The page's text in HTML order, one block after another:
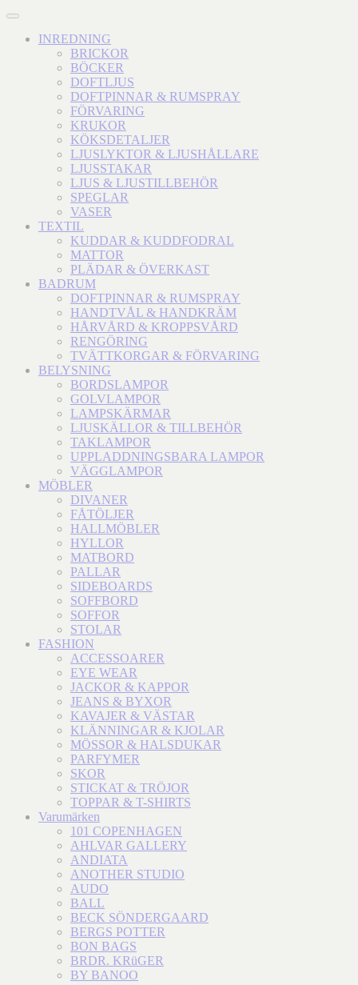
INREDNING
BRICKOR
BÖCKER
DOFTLJUS
DOFTPINNAR & RUMSPRAY
FÖRVARING
KRUKOR
KÖKSDETALJER
LJUSLYKTOR & LJUSHÅLLARE
LJUSSTAKAR
LJUS & LJUSTILLBEHÖR
SPEGLAR
VASER
TEXTIL
KUDDAR & KUDDFODRAL
MATTOR
PLÄDAR & ÖVERKAST
BADRUM
DOFTPINNAR & RUMSPRAY
HANDTVÅL & HANDKRÄM
HÅRVÅRD & KROPPSVÅRD
RENGÖRING
TVÄTTKORGAR & FÖRVARING
BELYSNING
BORDSLAMPOR
GOLVLAMPOR
LAMPSKÄRMAR
LJUSKÄLLOR & TILLBEHÖR
TAKLAMPOR
UPPLADDNINGSBARA LAMPOR
VÄGGLAMPOR
MÖBLER
DIVANER
FÅTÖLJER
HALLMÖBLER
HYLLOR
MATBORD
PALLAR
SIDEBOARDS
SOFFBORD
SOFFOR
STOLAR
FASHION
ACCESSOARER
EYE WEAR
JACKOR & KAPPOR
JEANS & BYXOR
KAVAJER & VÄSTAR
KLÄNNINGAR & KJOLAR
MÖSSOR & HALSDUKAR
PARFYMER
SKOR
STICKAT & TRÖJOR
TOPPAR & T-SHIRTS
Varumärken
101 COPENHAGEN
AHLVAR GALLERY
ANDIATA
ANOTHER STUDIO
AUDO
BALL
BECK SÖNDERGAARD
BERGS POTTER
BON BAGS
BRDR. KRüGER
BY BANOO